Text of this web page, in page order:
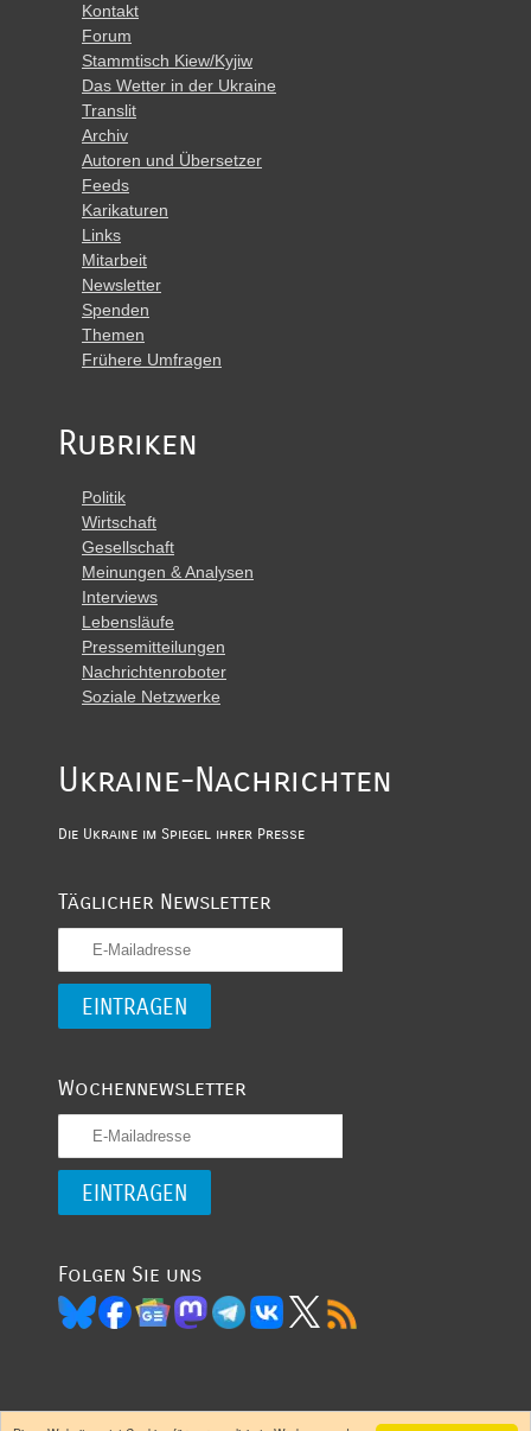
Kontakt
Forum
Stammtisch Kiew/Kyjiw
Das Wetter in der Ukraine
Translit
Archiv
Autoren und Übersetzer
Feeds
Karikaturen
Links
Mitarbeit
Newsletter
Spenden
Themen
Frühere Umfragen
Rubriken
Politik
Wirtschaft
Gesellschaft
Meinungen & Analysen
Interviews
Lebensläufe
Pressemitteilungen
Nachrichtenroboter
Soziale Netzwerke
Ukraine-Nachrichten
Die Ukraine im Spiegel ihrer Presse
Täglicher Newsletter
Wochennewsletter
Folgen Sie uns